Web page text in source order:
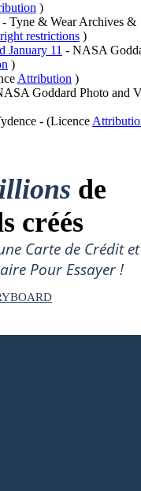
)
- Tyne & Wear Archives &
restrictions )
January 11 - NASA
)
Attribution )
Goddard Photo and
- (Licence
de
créés
Carte de Crédit et
Pour Essayer !